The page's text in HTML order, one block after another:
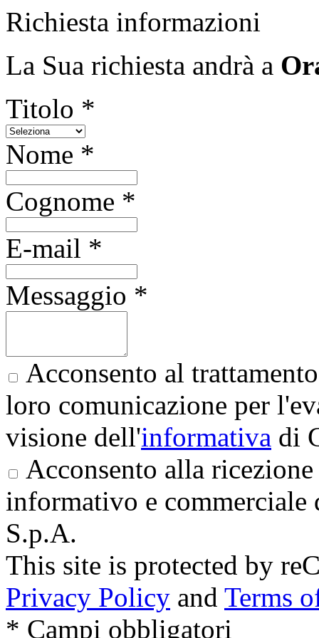
Richiesta informazioni
La Sua richiesta andrà a
Titolo *
Nome *
Cognome *
E-mail *
Messaggio *
Acconsento al
loro comunicazione per
visione dell'informativa di
Acconsento alla
informativo e
S.p.A.
This site is protected by
Privacy Policy and Terms
* Campi obbligatori